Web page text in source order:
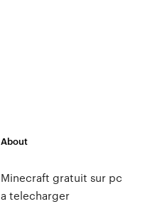
About
Minecraft gratuit sur pc
a telecharger